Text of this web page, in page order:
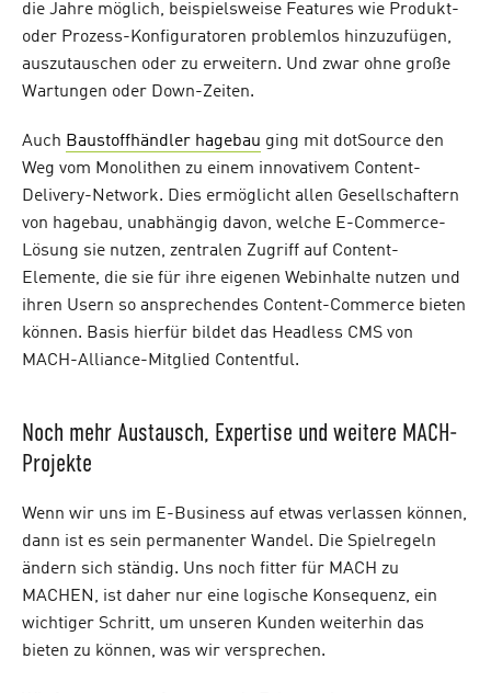
die Jahre möglich, beispielsweise Features wie Produkt-
oder Prozess-Konfiguratoren problemlos hinzuzufügen,
auszutauschen oder zu erweitern. Und zwar ohne große
Wartungen oder Down-Zeiten.
Auch Baustoffhändler hagebau ging mit dotSource den
Weg vom Monolithen zu einem innovativem Content-
Delivery-Network. Dies ermöglicht allen Gesellschaftern
von hagebau, unabhängig davon, welche E-Commerce-
Lösung sie nutzen, zentralen Zugriff auf Content-
Elemente, die sie für ihre eigenen Webinhalte nutzen und
ihren Usern so ansprechendes Content-Commerce bieten
können. Basis hierfür bildet das Headless CMS von
MACH-Alliance-Mitglied Contentful.
Noch mehr Austausch, Expertise und weitere MACH-
Projekte
Wenn wir uns im E-Business auf etwas verlassen können,
dann ist es sein permanenter Wandel. Die Spielregeln
ändern sich ständig. Uns noch fitter für MACH zu
MACHEN, ist daher nur eine logische Konsequenz, ein
wichtiger Schritt, um unseren Kunden weiterhin das
bieten zu können, was wir versprechen.